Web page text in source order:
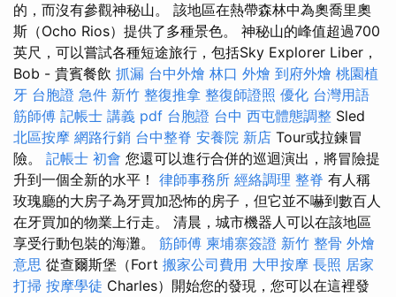
的，而沒有參觀神秘山。 該地區在熱帶森林中為奧喬里奧
斯（Ocho Rios）提供了多種景色。 神秘山的峰值超過700
英尺，可以嘗試各種短途旅行，包括Sky Explorer Liber，
Bob - 貴賓餐飲 抓漏 台中外燴 林口 外燴 到府外燴 桃園植
牙 台胞證 急件 新竹 整復推拿 整復師證照 優化 台灣用語
筋師傅 記帳士 講義 pdf 台胞證 台中 西屯體態調整 Sled
北區按摩 網路行銷 台中整脊 安養院 新店 Tour或拉鍊冒
險。 記帳士 初會 您還可以進行合併的巡迴演出，將冒險提
升到一個全新的水平！ 律師事務所 經絡調理 整脊 有人稱
玫瑰廳的大房子為牙買加恐怖的房子，但它並不嚇到數百人
在牙買加的物業上行走。 清晨，城市機器人可以在該地區
享受行動包裝的海灘。 筋師傅 柬埔寨簽證 新竹 整骨 外燴
意思 從查爾斯堡（Fort 搬家公司費用 大甲按摩 長照 居家
打掃 按摩學徒 Charles）開始您的發現，您可以在這裡發